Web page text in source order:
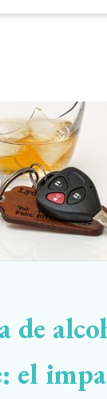
de
el